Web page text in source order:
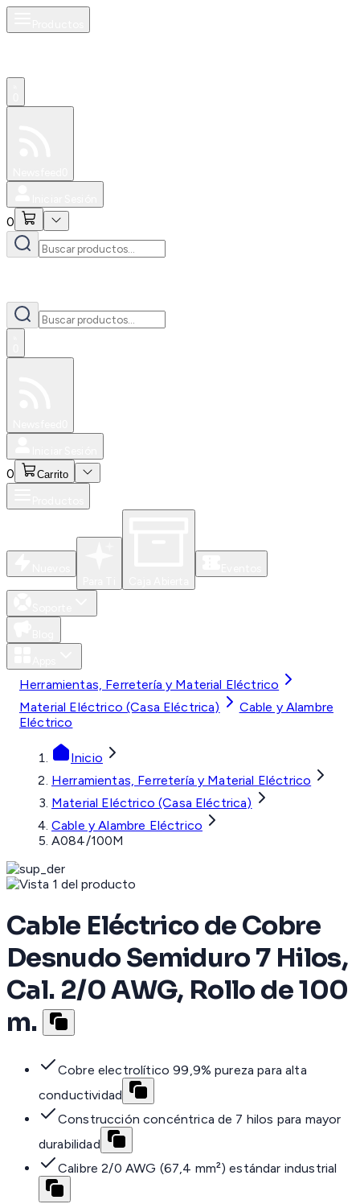
0
0 Carrito
Herramientas, Ferretería y Material Eléctrico
Material Eléctrico (Casa Eléctrica)
Cable y Alambre
Eléctrico
Inicio
Herramientas, Ferretería y Material Eléctrico
Material Eléctrico (Casa Eléctrica)
Cable y Alambre Eléctrico
A084/100M
Cable Eléctrico de Cobre
Desnudo Semiduro 7 Hilos,
Cal. 2/0 AWG, Rollo de 100
m.
Cobre electrolítico 99,9% pureza para alta
conductividad
Construcción concéntrica de 7 hilos para mayor
durabilidad
Calibre 2/0 AWG (67,4 mm²) estándar industrial